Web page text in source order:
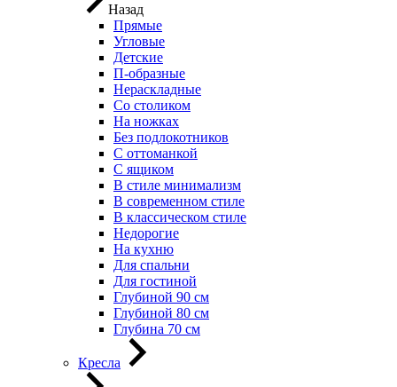
Назад
Прямые
Угловые
Детские
П-образные
Нераскладные
Со столиком
На ножках
Без подлокотников
С оттоманкой
С ящиком
В стиле минимализм
В современном стиле
В классическом стиле
Недорогие
На кухню
Для спальни
Для гостиной
Глубиной 90 см
Глубиной 80 см
Глубина 70 см
Кресла